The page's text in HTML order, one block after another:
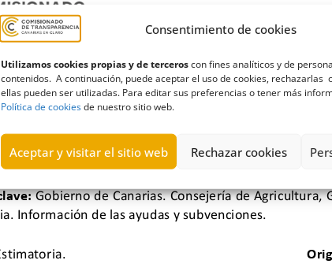
Consentimiento de cookies
Utilizamos cookies propias y de terceroscon fines analíticos y de
contenidos. A continuación, puede aceptar el uso de cookies, rechazarlas
ellas pueden ser utilizadas. Para editar sus preferencias o tener más
Política de cookiesde nuestro sitio web.
Aceptar y visitar el sitio web Rechazar cookies